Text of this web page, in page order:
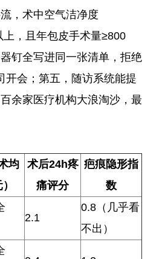
，术中空气洁净度
，且年包皮手术量≥800
钉全写进同一张清单，拒绝
开会；第五，随访系统能提
余家医疗机构大浪淘沙，最
均
术后24h疼
痛评分
疤痕隐形指
数
2.1
0.8（几乎看
不出）